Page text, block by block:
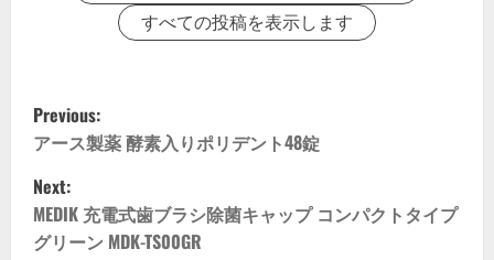
すべての投稿を表示します
P
o
s
t
Previous:
アース製薬 酵素入りポリデント48錠
Next:
MEDIK 充電式歯ブラシ除菌キャップ コンパクトタイプ
グリーン MDK-TS00GR